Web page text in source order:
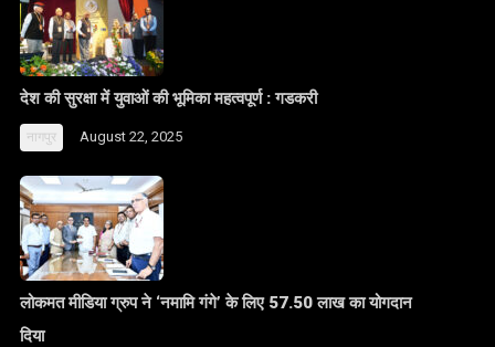
देश की सुरक्षा में युवाओं की भूमिका महत्वपूर्ण : गडकरी
नागपुर August 22, 2025
लोकमत मीडिया ग्रुप ने ‘नमामि गंगे’ के लिए 57.50 लाख का योगदान
दिया